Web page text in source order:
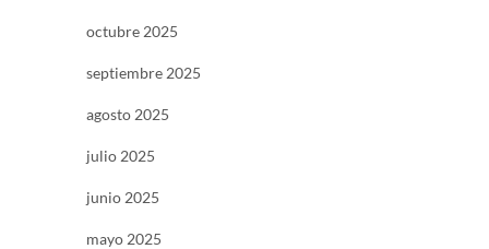
octubre 2025
septiembre 2025
agosto 2025
julio 2025
junio 2025
mayo 2025